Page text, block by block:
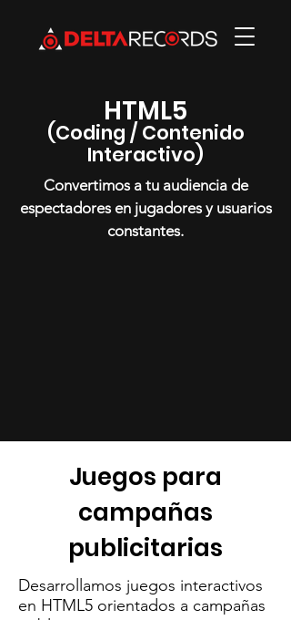
HTML5
(Coding / Contenido
Interactivo)
Convertimos a tu audiencia de
espectadores en jugadores y usuarios
constantes.
Juegos para
campañas
publicitarias
Desarrollamos juegos interactivos
en HTML5 orientados a campañas